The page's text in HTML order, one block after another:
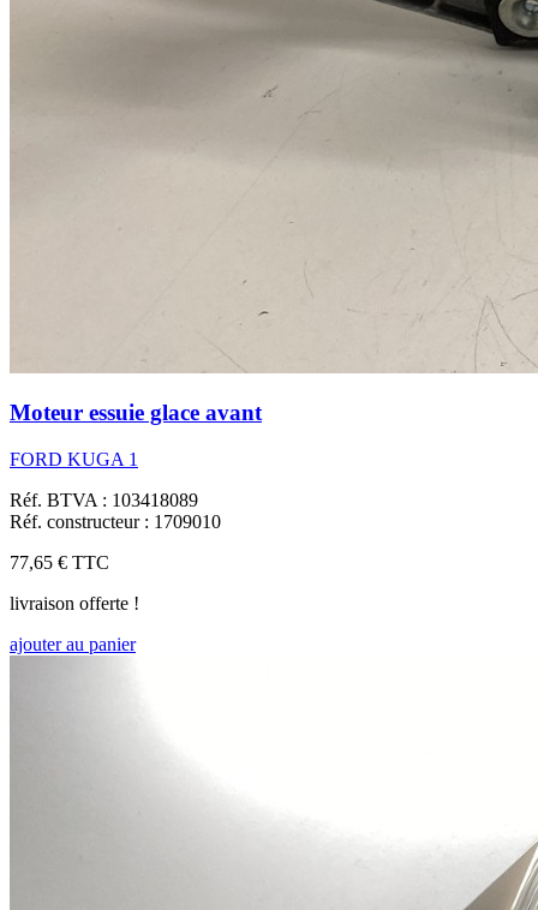
Moteur essuie glace avant
FORD KUGA 1
Réf. BTVA : 103418089
Réf. constructeur : 1709010
77,65 € TTC
livraison offerte !
ajouter au panier